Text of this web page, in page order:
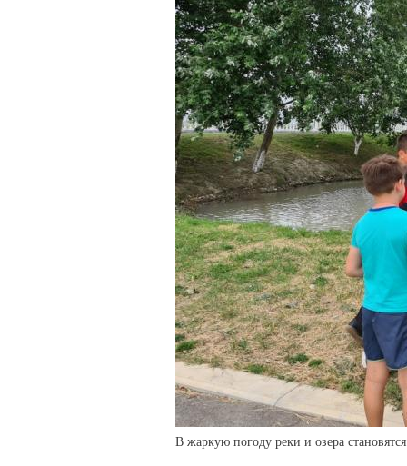
В жаркую погоду реки и озера